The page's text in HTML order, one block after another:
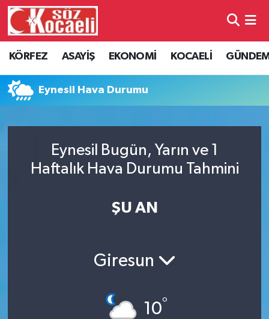
KÖRFEZ ASAYİŞ EKONOMİ KOCAELİ
Eynesil Hava Durumu
Eynesil Bugün, Yarın ve 1
Haftalık Hava Durumu Tahmini
ŞU AN
Giresun
10°
Kocaeli Hava Durumu
Kocaeli Namaz Vakitleri
Süper Lig Puan Durumu ve Fikstür